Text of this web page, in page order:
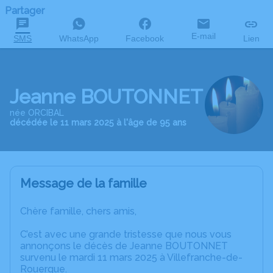
Partager
SMS WhatsApp Facebook E-mail Lien
Jeanne BOUTONNET
née ORCIBAL
décédée le 11 mars 2025 à l'âge de 95 ans
Message de la famille
Chère famille, chers amis,
C’est avec une grande tristesse que nous vous
annonçons le décès de Jeanne BOUTONNET
survenu le mardi 11 mars 2025 à Villefranche-de-
Rouergue.